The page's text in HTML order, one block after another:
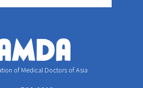
of Medical Doctors of Asia